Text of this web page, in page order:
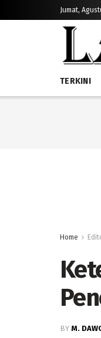
Jumat,
TERKINI
Home
BY M.